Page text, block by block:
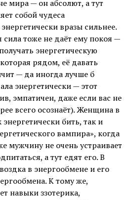
мира — он абсолют, а тут
собой чудеса
вразы сильнее.
сила тоже не даёт ему покоя —
энергетическую
рядом, её давать
— да иногда лучше б
энергетически — этот
эмпатичен, даже если вас не
всего осознаёт). Женщина в
бить, так и
вампира», когда
мужчину не очень устраивает
а тут едят его. В
в энергообмене и его
К тому же,
навыки ззотерика,